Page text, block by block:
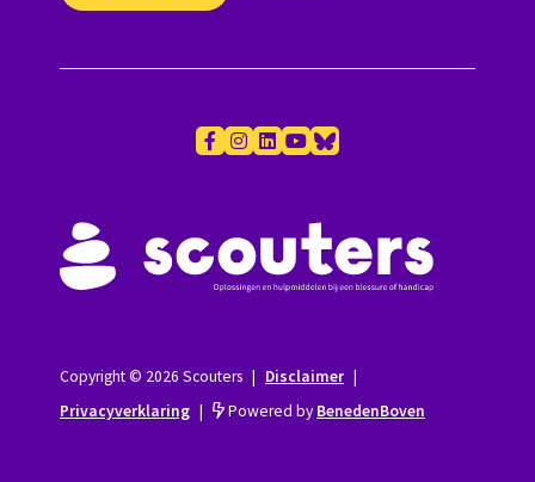
Copyright © 2026 Scouters | Disclaimer |
Privacyverklaring | Powered by BenedenBoven